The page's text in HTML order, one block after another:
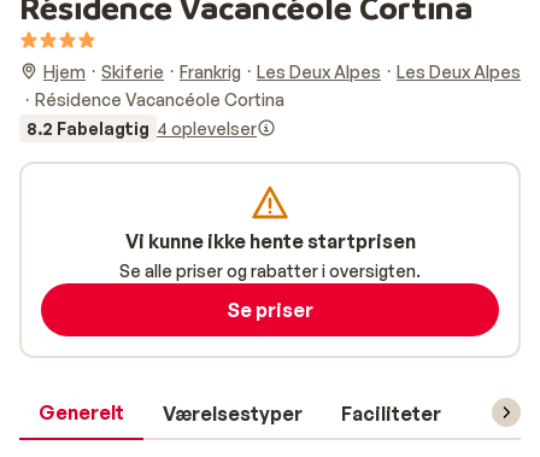
Hjem Skiferie Frankrig Les Deux Alpes
Les Deux Alpes
Résidence Vacancéole Cortina
8.2 Fabelagtig 4 oplevelser
Generelt Værelsestyper Faciliteter
Vi kunne ikke hente startprisen
Se alle priser og rabatter i oversigten.
Se priser